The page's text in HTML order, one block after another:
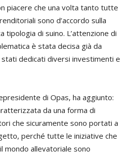
piacere che una volta tanto tutte
sono d’accordo sulla
tipologia di suino. L’attenzione di
è stata decisa già da
stati dedicati diversi investimenti e
di Opas, ha aggiunto:
da una forma di
che sicuramente sono portati a
perché tutte le iniziative che
mondo allevatoriale sono